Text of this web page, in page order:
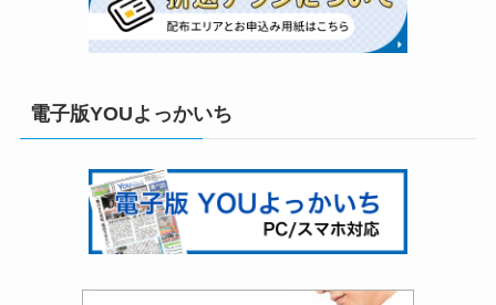
電子版YOUよっかいち